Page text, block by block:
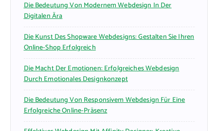
Die Bedeutung Von Modernem Webdesign In Der
Digitalen Ära
Die Kunst Des Shopware Webdesigns: Gestalten Sie Ihren
Online-Shop Erfolgreich
Die Macht Der Emotionen: Erfolgreiches Webdesign
Durch Emotionales Designkonzept
Die Bedeutung Von Responsivem Webdesign Für Eine
Erfolgreiche Online-Präsenz